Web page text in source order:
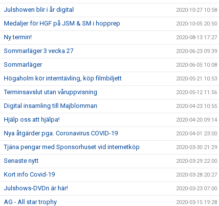
Julshowen blir i år digital 2020-10-27 10:58
Medaljer för HGF på JSM & SM i hopprep 2020-10-05 20:50
Ny termin! 2020-08-13 17:27
Sommarläger 3 vecka 27 2020-06-23 09:39
Sommarläger 2020-06-05 10:08
Högaholm kör interntävling, köp filmbiljett 2020-05-21 10:53
Terminsavslut utan våruppvisning 2020-05-12 11:56
Digital insamling till Majblomman 2020-04-23 10:55
Hjälp oss att hjälpa! 2020-04-20 09:14
Nya åtgärder pga. Coronavirus COVID-19 2020-04-01 23:00
Tjäna pengar med Sponsorhuset vid internetköp 2020-03-30 21:29
Senaste nytt 2020-03-29 22:00
Kort info Covid-19 2020-03-28 20:27
Julshows-DVDn är här! 2020-03-23 07:00
AG - All star trophy 2020-03-15 19:28